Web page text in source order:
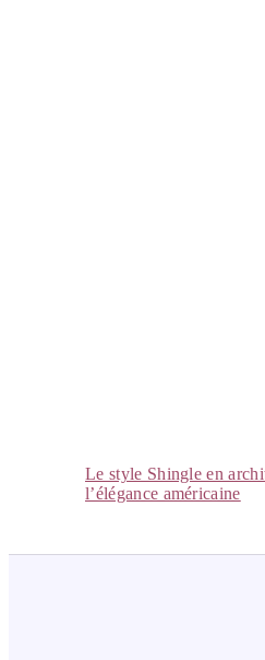
Le style Shingle en
l’élégance américaine